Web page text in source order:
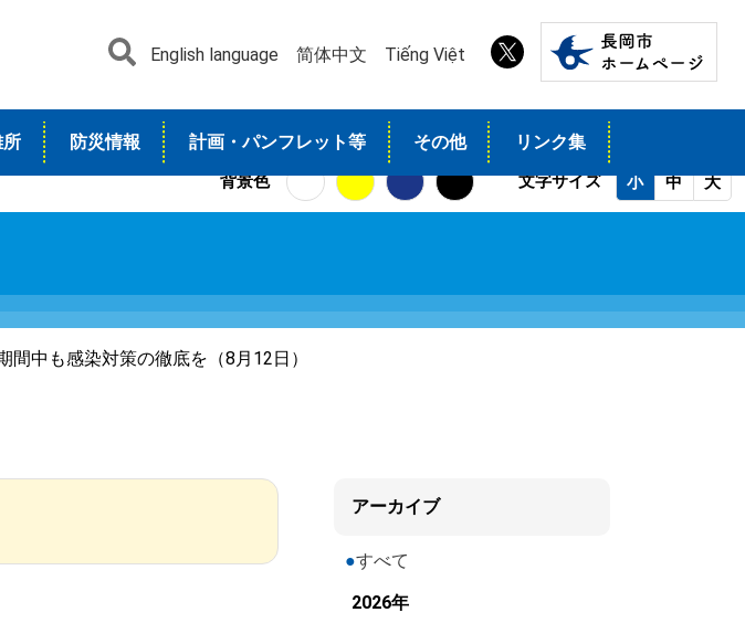
English language 简体中文 Tiếng Việt
防災情報 計画・パンフレット等 その他 リンク集
背景色 文字サイズ 小 中 大
間中も感染対策の徹底を（8月12日）
アーカイブ
すべて
2026年